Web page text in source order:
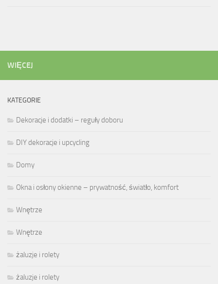
WIĘCEJ
KATEGORIE
Dekoracje i dodatki – reguły doboru
DIY dekoracje i upcycling
Domy
Okna i osłony okienne – prywatność, światło, komfort
Wnętrze
Wnętrze
żaluzje i rolety
żaluzje i rolety